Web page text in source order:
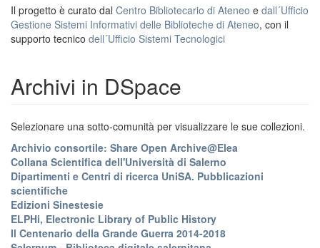
Il progetto è curato dal Centro Bibliotecario di Ateneo e dall´Ufficio
Gestione Sistemi Informativi delle Biblioteche di Ateneo, con il
supporto tecnico dell´Ufficio Sistemi Tecnologici
Archivi in DSpace
Selezionare una sotto-comunità per visualizzare le sue collezioni.
Archivio consortile: Share Open Archive@Elea
Collana Scientifica dell'Università di Salerno
Dipartimenti e Centri di ricerca UniSA. Pubblicazioni
scientifiche
Edizioni Sinestesie
ELPHi, Electronic Library of Public History
Il Centenario della Grande Guerra 2014-2018